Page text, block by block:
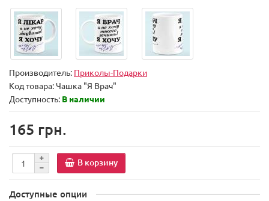
Производитель: Приколы-Подарки
Код товара:Чашка "Я Врач"
Доступность: В наличии
165 грн.
В корзину
Доступные опции